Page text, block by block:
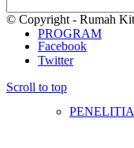
PROGRAM
© Copyright - Rumah
Facebook
Twitter
Scroll to top